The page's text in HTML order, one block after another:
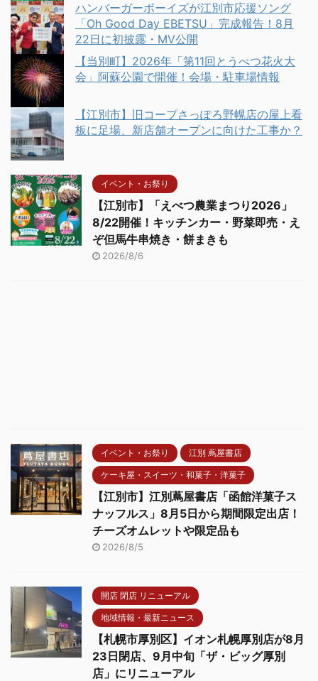
ハンバーガーボーイズが江別市応援ソング
「Oh Good Day EBETSU」完成報告！8月
22日に初披露・MV公開
【当別町】2026年「第11回とうべつ花火大
会」阿蘇公園で開催！会場・駐車場情報
【江別市】旧コープさっぽろ野幌店の屋上看
板に足場、新店舗オープンに向けた工事か？
イベント・お祭り
【江別市】「えべつ農業まつり2026」
8/22開催！キッチンカー・野菜即売・え
ぞ但馬牛串焼き・餅まきも
2026/8/6
イベント・お祭り 江別 蔦屋書店
ケーキ屋・スイーツ・和菓子・洋菓子
【江別市】江別蔦屋書店「函館洋菓子ス
ナッフルス」8月5日から期間限定出店！
チーズオムレットや限定品も
2026/8/5
開店 閉店 リニューアル
地域情報・最新ニュース
【札幌市厚別区】イオン札幌厚別店が8月
23日閉店、9月中旬「ザ・ビッグ厚別
店」にリニューアル